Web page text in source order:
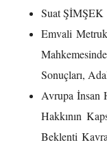
Suat ŞİMŞEK
Emvali
Sonuçları,
Avrupa İnsan
Hakkının
Beklenti